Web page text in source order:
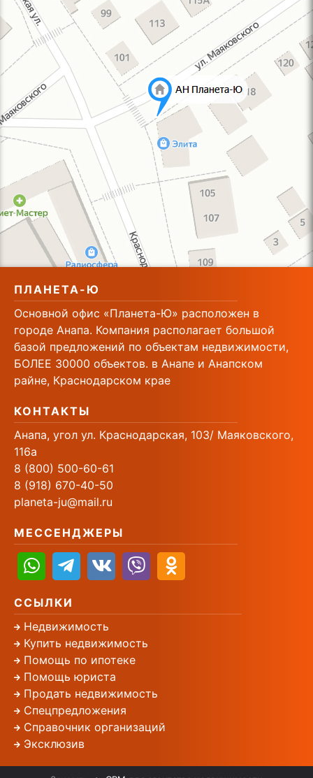
ПЛАНЕТА-Ю
Основной офис «Планета-Ю» расположен в
городе Анапа. Компания располагает большой
базой предложений по объектам недвижимости,
БОЛЕЕ 30000 объектов. в Анапе и Анапском
райне, Краснодарском крае
КОНТАКТЫ
Анапа, угол ул. Краснодарская, 103/ Маяковского,
116а
8 (800) 500-60-61
8 (918) 670-40-50
planeta-ju@mail.ru
МЕССЕНДЖЕРЫ
ССЫЛКИ
Недвижимость
Купить недвижимость
Помощь по ипотеке
Помощь юриста
Продать недвижимость
Спецпредложения
Справочник организаций
Эксклюзив